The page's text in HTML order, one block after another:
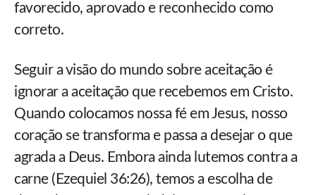
favorecido, aprovado e reconhecido como
correto.
Seguir a visão do mundo sobre aceitação é
ignorar a aceitação que recebemos em Cristo.
Quando colocamos nossa fé em Jesus, nosso
coração se transforma e passa a desejar o que
agrada a Deus. Embora ainda lutemos contra a
carne (Ezequiel 36:26), temos a escolha de